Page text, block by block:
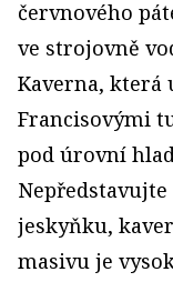
červnového
ve strojovně
Kaverna, která
Francisovými
pod úrovní
jeskyňku,
masivu je